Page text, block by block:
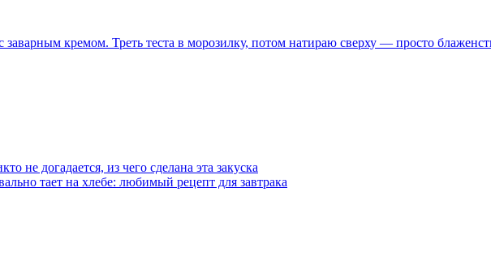
заварным кремом. Треть теста в морозилку, потом натираю сверху — просто
не догадается, из чего сделана эта закуска
тает на хлебе: любимый рецепт для завтрака